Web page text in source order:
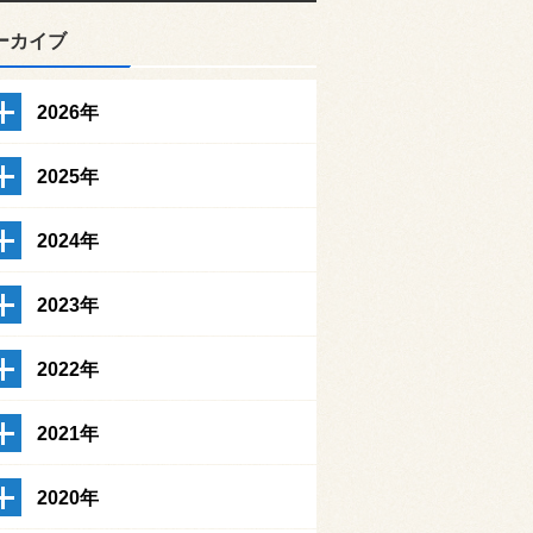
カイブ
2026年
2025年
2024年
2023年
2022年
2021年
2020年